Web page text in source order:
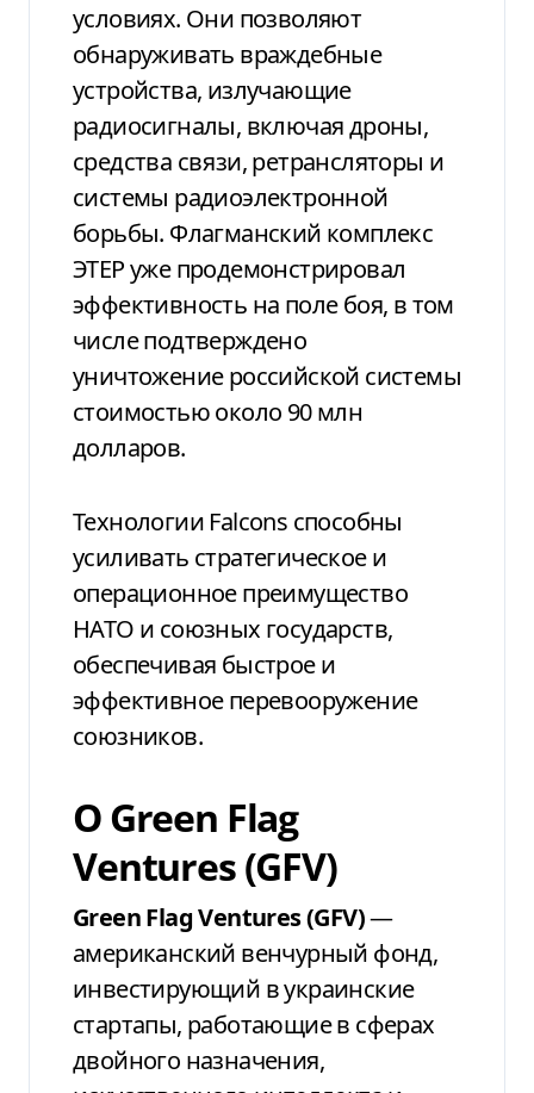
условиях. Они позволяют
обнаруживать враждебные
устройства, излучающие
радиосигналы, включая дроны,
средства связи, ретрансляторы и
системы радиоэлектронной
борьбы. Флагманский комплекс
ЭТЕР уже продемонстрировал
эффективность на поле боя, в том
числе подтверждено
уничтожение российской системы
стоимостью около 90 млн
долларов.
Технологии Falcons способны
усиливать стратегическое и
операционное преимущество
НАТО и союзных государств,
обеспечивая быстрое и
эффективное перевооружение
союзников.
О Green Flag
Ventures (GFV)
Green Flag Ventures (GFV)—
американский венчурный фонд,
инвестирующий в украинские
стартапы, работающие в сферах
двойного назначения,